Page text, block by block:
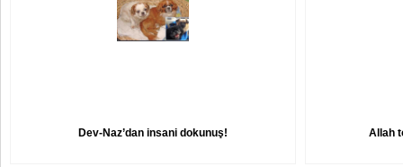
Dev-Naz’dan insani dokunuş! Allah